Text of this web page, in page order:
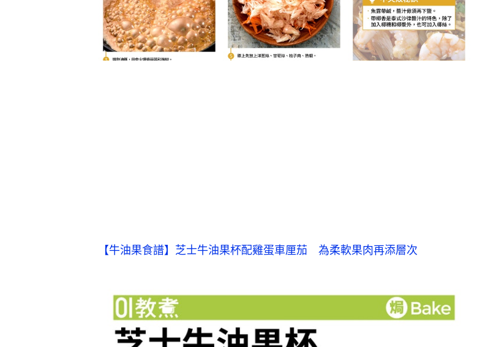
【牛油果食譜】芝士牛油果杯配雞蛋車厘茄　為柔軟果肉再添層次